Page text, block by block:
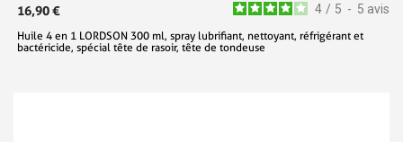
4 / 5 - 5 avis
16,90 €
Huile 4 en 1 LORDSON 300 ml, spray lubrifiant, nettoyant, réfrigérant et
bactéricide, spécial tête de rasoir, tête de tondeuse